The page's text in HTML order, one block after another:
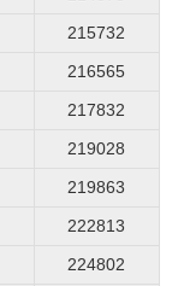
215732
216565
217832
219028
219863
222813
224802